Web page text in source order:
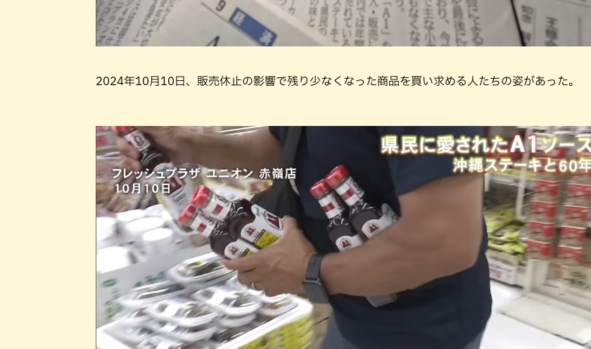
2024年10月10日、販売休止の影響で残り少なくなった商品を買い求める人たちの姿があった。